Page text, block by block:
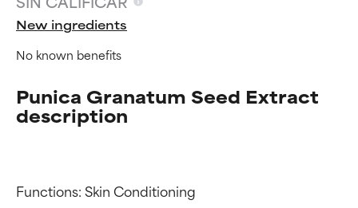
New ingredients
No known benefits
Punica Granatum Seed Extract
description
Functions: Skin Conditioning